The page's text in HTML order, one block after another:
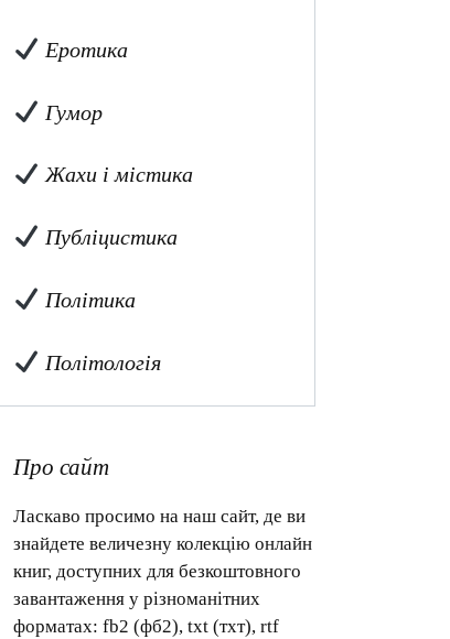
Еротика
Гумор
Жахи і містика
Публіцистика
Політика
Політологія
Про сайт
Ласкаво просимо на наш сайт, де ви
знайдете величезну колекцію онлайн
книг, доступних для безкоштовного
завантаження у різноманітних
форматах: fb2 (фб2), txt (тхт), rtf